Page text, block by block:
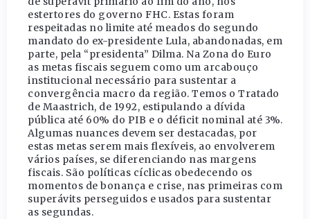
estertores do governo FHC. Estas foram
respeitadas no limite até meados do segundo
mandato do ex-presidente Lula, abandonadas, em
parte, pela “presidenta” Dilma. Na Zona do Euro
as metas fiscais seguem como um arcabouço
institucional necessário para sustentar a
convergência macro da região. Temos o Tratado
de Maastrich, de 1992, estipulando a dívida
pública até 60% do PIB e o déficit nominal até 3%.
Algumas nuances devem ser destacadas, por
estas metas serem mais flexíveis, ao envolverem
vários países, se diferenciando nas margens
fiscais. São políticas cíclicas obedecendo os
momentos de bonança e crise, nas primeiras com
superávits perseguidos e usados para sustentar
as segundas.